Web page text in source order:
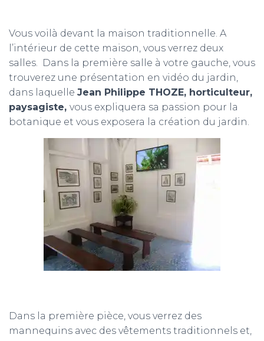
Vous voilà devant la maison traditionnelle. A
l’intérieur de cette maison, vous verrez deux
salles. Dans la première salle à votre gauche, vous
trouverez une présentation en vidéo du jardin,
dans laquelle Jean Philippe THOZE, horticulteur,
paysagiste, vous expliquera sa passion pour la
botanique et vous exposera la création du jardin.
Dans la première pièce, vous verrez des
mannequins avec des vêtements traditionnels et,